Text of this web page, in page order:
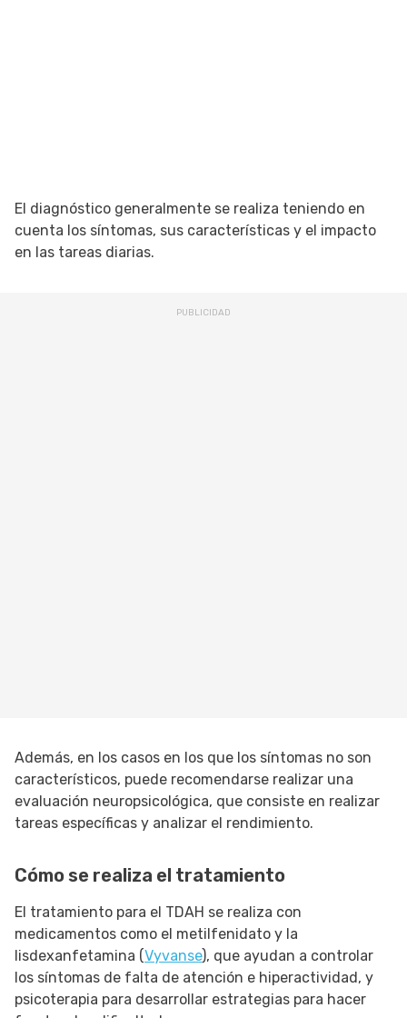
El diagnóstico generalmente se realiza teniendo en
cuenta los síntomas, sus características y el impacto
en las tareas diarias.
Además, en los casos en los que los síntomas no son
característicos, puede recomendarse realizar una
evaluación neuropsicológica, que consiste en realizar
tareas específicas y analizar el rendimiento.
Cómo se realiza el tratamiento
El tratamiento para el TDAH se realiza con
medicamentos como el metilfenidato y la
lisdexanfetamina (Vyvanse), que ayudan a controlar
los síntomas de falta de atención e hiperactividad, y
psicoterapia para desarrollar estrategias para hacer